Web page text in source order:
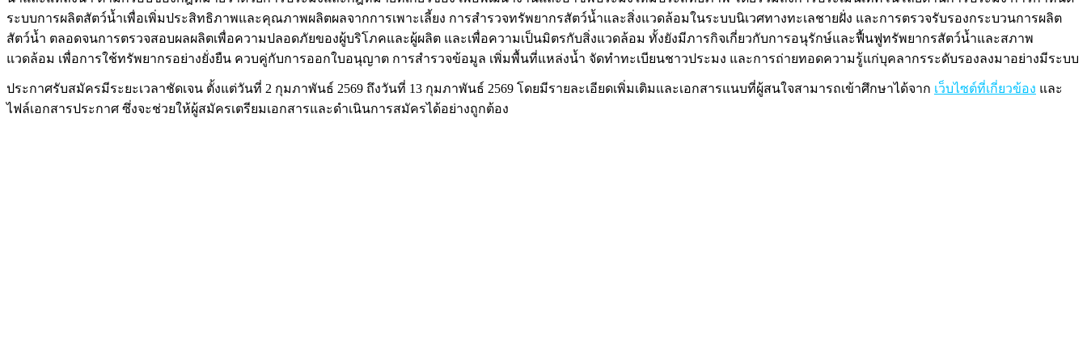
ระบบการผลิตสัตว์น้ำเพื่อเพิ่มประสิทธิภาพและคุณภาพผลิตผลจากการเพาะเลี้ยง การสำรวจทรัพยากรสัตว์น้ำและสิ่งแวดล้อมในระบบนิเวศทางทะเลชายฝั่ง และการตรวจรับรองกระบวนการผลิต
สัตว์น้ำ ตลอดจนการตรวจสอบผลผลิตเพื่อความปลอดภัยของผู้บริโภคและผู้ผลิต และเพื่อความเป็นมิตรกับสิ่งแวดล้อม ทั้งยังมีภารกิจเกี่ยวกับการอนุรักษ์และฟื้นฟูทรัพยากรสัตว์น้ำและสภาพ
แวดล้อม เพื่อการใช้ทรัพยากรอย่างยั่งยืน ควบคู่กับการออกใบอนุญาต การสำรวจข้อมูล เพิ่มพื้นที่แหล่งน้ำ จัดทำทะเบียนชาวประมง และการถ่ายทอดความรู้แก่บุคลากรระดับรองลงมาอย่างมีระบบ
ประกาศรับสมัครมีระยะเวลาชัดเจน ตั้งแต่วันที่ 2 กุมภาพันธ์ 2569 ถึงวันที่ 13 กุมภาพันธ์ 2569 โดยมีรายละเอียดเพิ่มเติมและเอกสารแนบที่ผู้สนใจสามารถเข้าศึกษาได้จาก เว็บไซต์ที่เกี่ยวข้อง และ
ไฟล์เอกสารประกาศ ซึ่งจะช่วยให้ผู้สมัครเตรียมเอกสารและดำเนินการสมัครได้อย่างถูกต้อง